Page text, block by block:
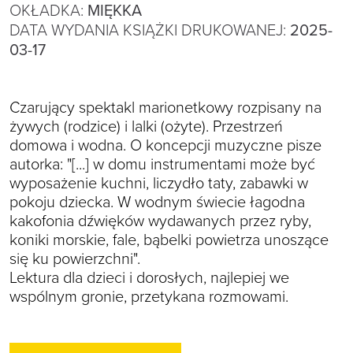
OKŁADKA: MIĘKKA
DATA WYDANIA KSIĄŻKI DRUKOWANEJ: 2025-
03-17
Czarujący spektakl marionetkowy rozpisany na
żywych (rodzice) i lalki (ożyte). Przestrzeń
domowa i wodna. O koncepcji muzyczne pisze
autorka: "[...] w domu instrumentami może być
wyposażenie kuchni, liczydło taty, zabawki w
pokoju dziecka. W wodnym świecie łagodna
kakofonia dźwięków wydawanych przez ryby,
koniki morskie, fale, bąbelki powietrza unoszące
się ku powierzchni".
Lektura dla dzieci i dorosłych, najlepiej we
wspólnym gronie, przetykana rozmowami.